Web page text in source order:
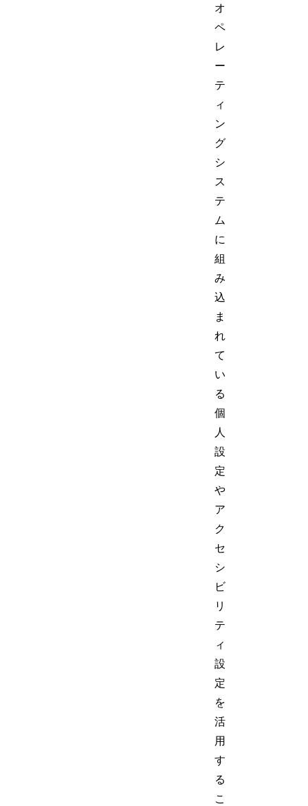
オ
ペ
レ
ー
テ
ィ
ン
グ
シ
ス
テ
ム
に
組
み
込
ま
れ
て
い
る
個
人
設
定
や
ア
ク
セ
シ
ビ
リ
テ
ィ
設
定
を
活
用
す
る
こ